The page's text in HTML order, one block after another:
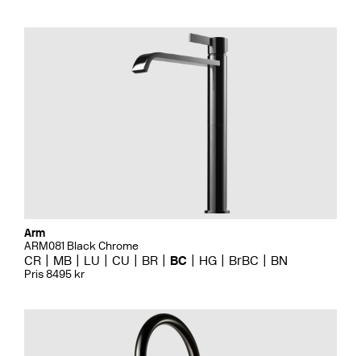
Arm
ARM081 Black Chrome
CR MB LU CU BR BC HG BrBC BN
Pris 8495 kr